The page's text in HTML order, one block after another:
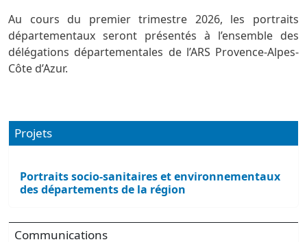
Au cours du premier trimestre 2026, les portraits
départementaux seront présentés à l’ensemble des
délégations départementales de l’ARS Provence-Alpes-
Côte d’Azur.
Projets
Portraits socio-sanitaires et environnementaux
des départements de la région
Communications